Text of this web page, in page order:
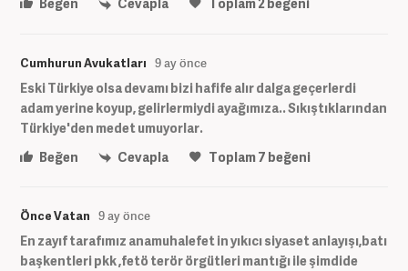
Beğen
Cevapla Toplam2beğeni
Cumhurun Avukatları 9 ay önce
Eski Türkiye olsa devamı bizi hafife alır dalga geçerlerdi
adam yerine koyup, gelirlermiydi ayağımıza.. Sıkıştıklarından
Türkiye'den medet umuyorlar.
Beğen
Cevapla Toplam7 beğeni
Önce Vatan 9 ay önce
En zayıf tarafımız anamuhalefet in yıkıcı siyaset anlayışı,batı
başkentleri pkk ,fetö terör örgütleri mantığı ile şimdide